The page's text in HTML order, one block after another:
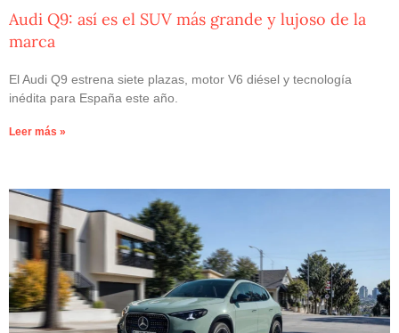
Audi Q9: así es el SUV más grande y lujoso de la
marca
El Audi Q9 estrena siete plazas, motor V6 diésel y tecnología
inédita para España este año.
Leer más »